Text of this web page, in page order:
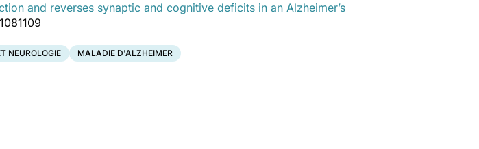
and reverses synaptic and cognitive deficits in an Alzheimer’s
NEUROLOGIE MALADIE D'ALZHEIMER